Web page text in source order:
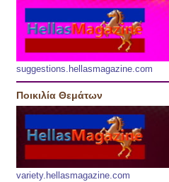
suggestions.hellasmagazine.com
Ποικιλία Θεμάτων
variety.hellasmagazine.com